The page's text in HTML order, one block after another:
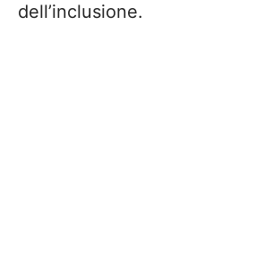
dell’inclusione.